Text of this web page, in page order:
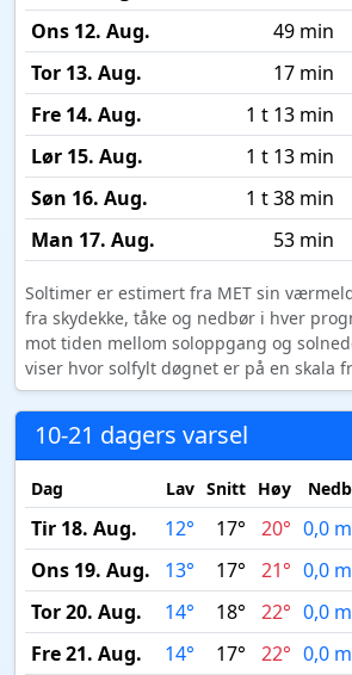
Ons 12. Aug.
49 min
Tor 13. Aug.
17 min
Fre 14. Aug.
1 t 13 min
Lør 15. Aug.
1 t 13 min
Søn 16. Aug.
1 t 38 min
Man 17. Aug.
53 min
Soltimer er estimert fra MET sin
fra skydekke, tåke og nedbør i hver
mot tiden mellom soloppgang og
viser hvor solfylt døgnet er på en skala
10-21 dagers varsel
Dag Lav Snitt Høy
Tir 18. Aug. 12° 17° 20° 0,0
Ons 19. Aug.
13° 17° 21° 0,0
Tor 20. Aug.
14° 18° 22° 0,0
Fre 21. Aug.
14° 17° 22° 0,0